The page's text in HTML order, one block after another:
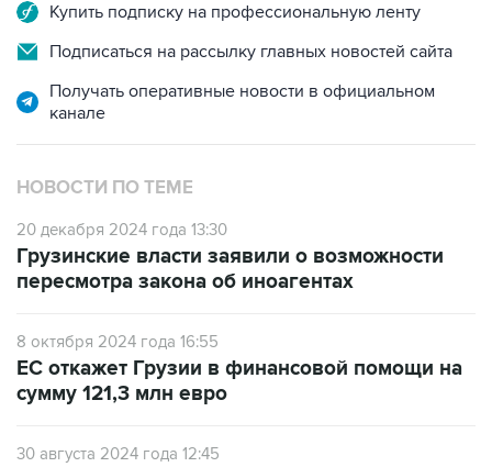
Купить подписку на профессиональную ленту
Подписаться на рассылку главных новостей сайта
Получать оперативные новости в официальном
канале
НОВОСТИ ПО ТЕМЕ
20 декабря 2024 года 13:30
Грузинские власти заявили о возможности
пересмотра закона об иноагентах
8 октября 2024 года 16:55
ЕС откажет Грузии в финансовой помощи на
сумму 121,3 млн евро
30 августа 2024 года 12:45